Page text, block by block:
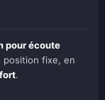
pour écoute
fixe, en
.